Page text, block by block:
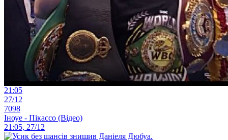
21:05
27/12
7098
Іноуе - Пікассо (Відео)
21:05, 27/12